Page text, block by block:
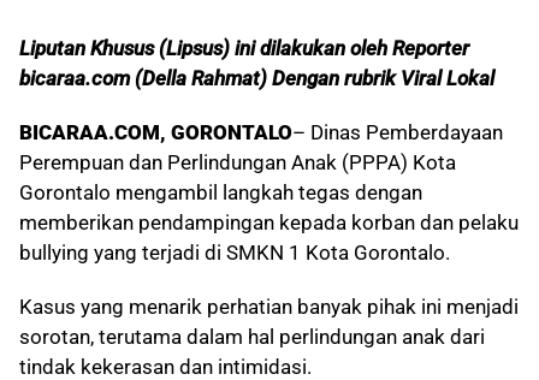
Liputan Khusus (Lipsus) ini dilakukan oleh Reporter
bicaraa.com (Della Rahmat) Dengan rubrik Viral Lokal
BICARAA.COM, GORONTALO– Dinas Pemberdayaan
Perempuan dan Perlindungan Anak (PPPA) Kota
Gorontalo mengambil langkah tegas dengan
memberikan pendampingan kepada korban dan pelaku
bullying yang terjadi di SMKN 1 Kota Gorontalo.
Kasus yang menarik perhatian banyak pihak ini menjadi
sorotan, terutama dalam hal perlindungan anak dari
tindak kekerasan dan intimidasi.